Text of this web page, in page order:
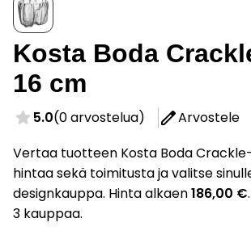
Kosta Boda
16 cm
5.0(0 arvostelua) Arvostele
Vertaa tuotteen Kosta Boda
hintaa sekä toimitusta ja valitse
designkauppa. Hinta alkaen186,00 €
3 kauppaa.